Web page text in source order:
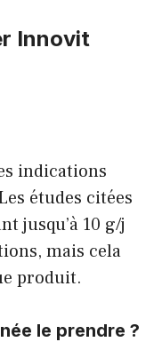
Innovit
indications
études citées
jusqu’à 10 g/j
mais cela
produit.
le prendre ?